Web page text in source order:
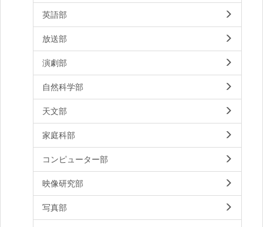
英語部
放送部
演劇部
自然科学部
天文部
家庭科部
コンピューター部
映像研究部
写真部